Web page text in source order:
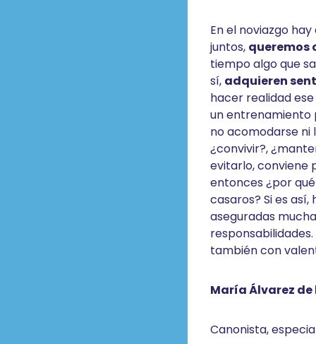
En el noviazgo
juntos, queremos
tiempo algo que
sí, adquieren
hacer realidad
un entrenamiento
no acomodarse ni
¿convivir?,
evitarlo, conviene
entonces ¿por
casaros? Si es
aseguradas
también con
María Álvarez
Canonista,